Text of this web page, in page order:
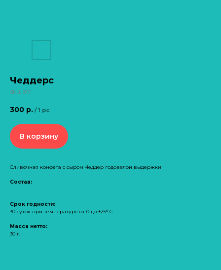
Чеддерс
SKU: 017
300 р. / 1 pc
В корзину
Сливочная конфета с сыром Чеддер годовалой выдержки
Состав:
Срок годности:
30 суток при температуре от 0 до +25° С
Масса нетто:
30 г.